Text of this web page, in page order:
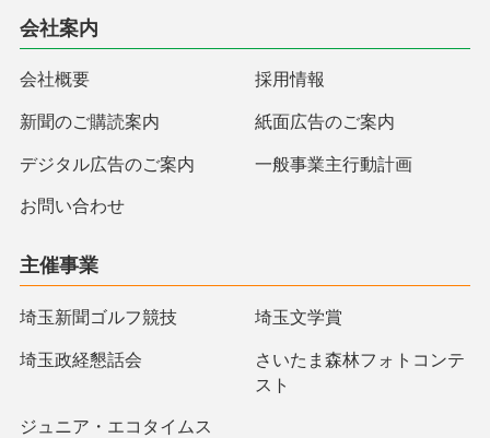
会社案内
会社概要 採用情報
新聞のご購読案内 紙面広告のご案内
デジタル広告のご案内 一般事業主行動計画
お問い合わせ
主催事業
埼玉新聞ゴルフ競技 埼玉文学賞
埼玉政経懇話会
さいたま森林フォトコンテ
スト
ジュニア・エコタイムス